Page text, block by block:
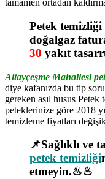
tamamen ortadan
Petek
doğalgaz
30 yakıt
Altayçeşme Mahallesi
diye kafanızda bu tip
gereken asıl husus
peteklerinize göre 2018
temizleme fiyatları
📌Sağlıklı ve
petek temizliği
etmeyin.♨♨